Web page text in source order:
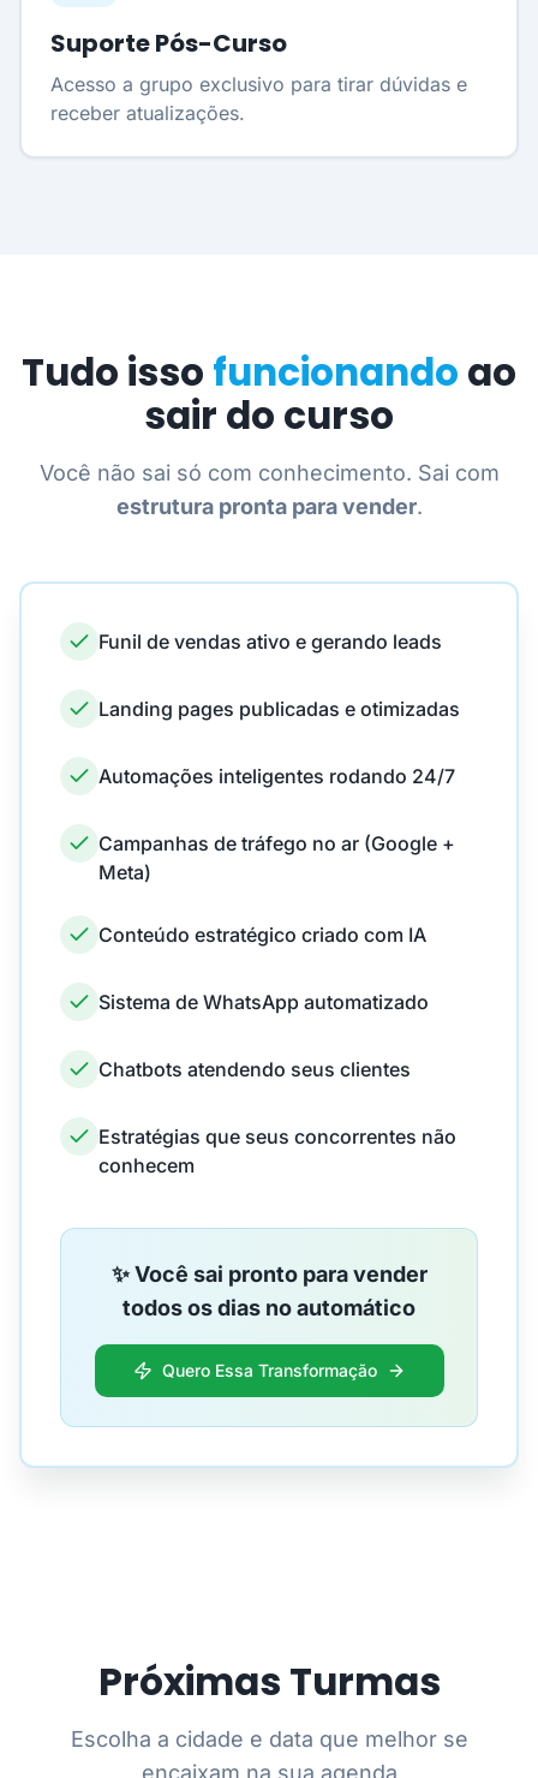
Suporte Pós-Curso
Acesso a grupo exclusivo para tirar dúvidas e
receber atualizações.
Tudo isso funcionando ao
sair do curso
Você não sai só com conhecimento. Sai com
estrutura pronta para vender.
Funil de vendas ativo e gerando leads
Landing pages publicadas e otimizadas
Automações inteligentes rodando 24/7
Campanhas de tráfego no ar (Google +
Meta)
Conteúdo estratégico criado com IA
Sistema de WhatsApp automatizado
Chatbots atendendo seus clientes
Estratégias que seus concorrentes não
conhecem
✨ Você sai pronto para vender
todos os dias no automático
Quero Essa Transformação
Próximas Turmas
Escolha a cidade e data que melhor se
encaixam na sua agenda